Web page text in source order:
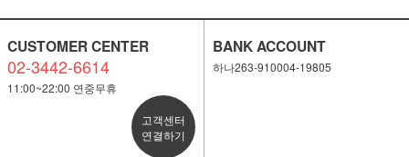
CUSTOMER CENTER
02-3442-6614
11:00~22:00 연중무휴
고객센터
연결하기
BANK ACCOUNT
하나263-910004-19805